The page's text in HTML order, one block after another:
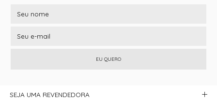
EU QUERO
SEJA UMA REVENDEDORA